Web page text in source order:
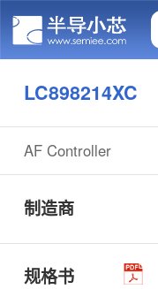
LC898214XC
AF Controller
制造商
规格书